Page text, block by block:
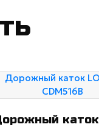
каток